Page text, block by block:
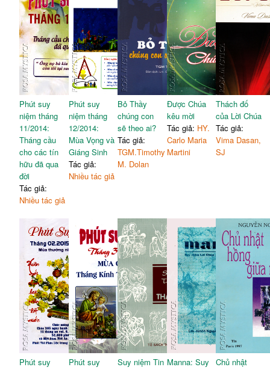
Phút suy
niệm tháng
11/2014:
Tháng cầu
cho các tín
hữu đã qua
đời
Tác giả:
Nhiều tác giả
Phút suy
niệm tháng
12/2014:
Mùa Vọng và
Giáng Sinh
Tác giả:
Nhiều tác giả
Bỏ Thầy
chúng con
sẽ theo ai?
Tác giả:
TGM.Timothy
M. Dolan
Được Chúa
kêu mời
Tác giả: HY.
Carlo Maria
Martini
Thách đố
của Lời Chúa
Tác giả:
Vima Dasan,
SJ
Phút suy
Phút suy
Suy niệm Tin Manna: Suy
Chủ nhật